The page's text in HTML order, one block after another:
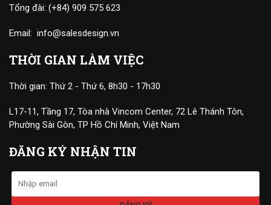
Tổng đài: (+84) 909 575 623
Email: info@salesdesign.vn
THỜI GIAN LÀM VIỆC
Thời gian: Thứ 2 - Thứ 6, 8h30 - 17h30
L17-11, Tầng 17, Tòa nhà Vincom Center, 72 Lê Thánh Tôn,
Phường Sài Gòn, TP Hồ Chí Minh, Việt Nam
ĐĂNG KÝ NHẬN TIN